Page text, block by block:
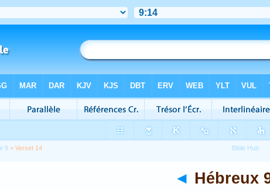
9 > Verset 14
◄ Hébreux